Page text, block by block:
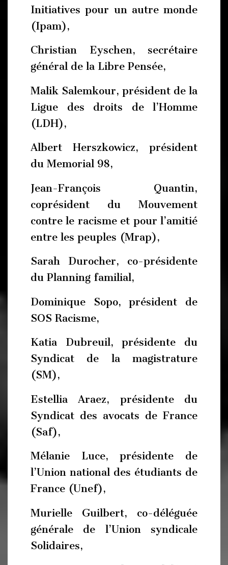
Initiatives pour un autre monde
(Ipam),
Christian Eyschen, secrétaire
général de la Libre Pensée,
Malik Salemkour, président de la
Ligue des droits de l’Homme
(LDH),
Albert Herszkowicz, président
du Memorial 98,
Jean-François Quantin,
coprésident du Mouvement
contre le racisme et pour l’amitié
entre les peuples (Mrap),
Sarah Durocher, co-présidente
du Planning familial,
Dominique Sopo, président de
SOS Racisme,
Katia Dubreuil, présidente du
Syndicat de la magistrature
(SM),
Estellia Araez, présidente du
Syndicat des avocats de France
(Saf),
Mélanie Luce, présidente de
l’Union national des étudiants de
France (Unef),
Murielle Guilbert, co-déléguée
générale de l’Union syndicale
Solidaires,